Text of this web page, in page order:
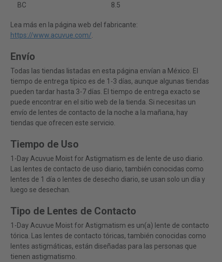
BC 8.5
Lea más en la página web del fabricante:
https://www.acuvue.com/.
Envío
Todas las tiendas listadas en esta página envían a México. El
tiempo de entrega típico es de 1-3 días, aunque algunas tiendas
pueden tardar hasta 3-7 días. El tiempo de entrega exacto se
puede encontrar en el sitio web de la tienda. Si necesitas un
envío de lentes de contacto de la noche a la mañana, hay
tiendas que ofrecen este servicio.
Tiempo de Uso
1-Day Acuvue Moist for Astigmatism es de lente de uso diario.
Las lentes de contacto de uso diario, también conocidas como
lentes de 1 día o lentes de desecho diario, se usan solo un día y
luego se desechan.
Tipo de Lentes de Contacto
1-Day Acuvue Moist for Astigmatism es un(a) lente de contacto
tórica. Las lentes de contacto tóricas, también conocidas como
lentes astigmáticas, están diseñadas para las personas que
tienen astigmatismo.